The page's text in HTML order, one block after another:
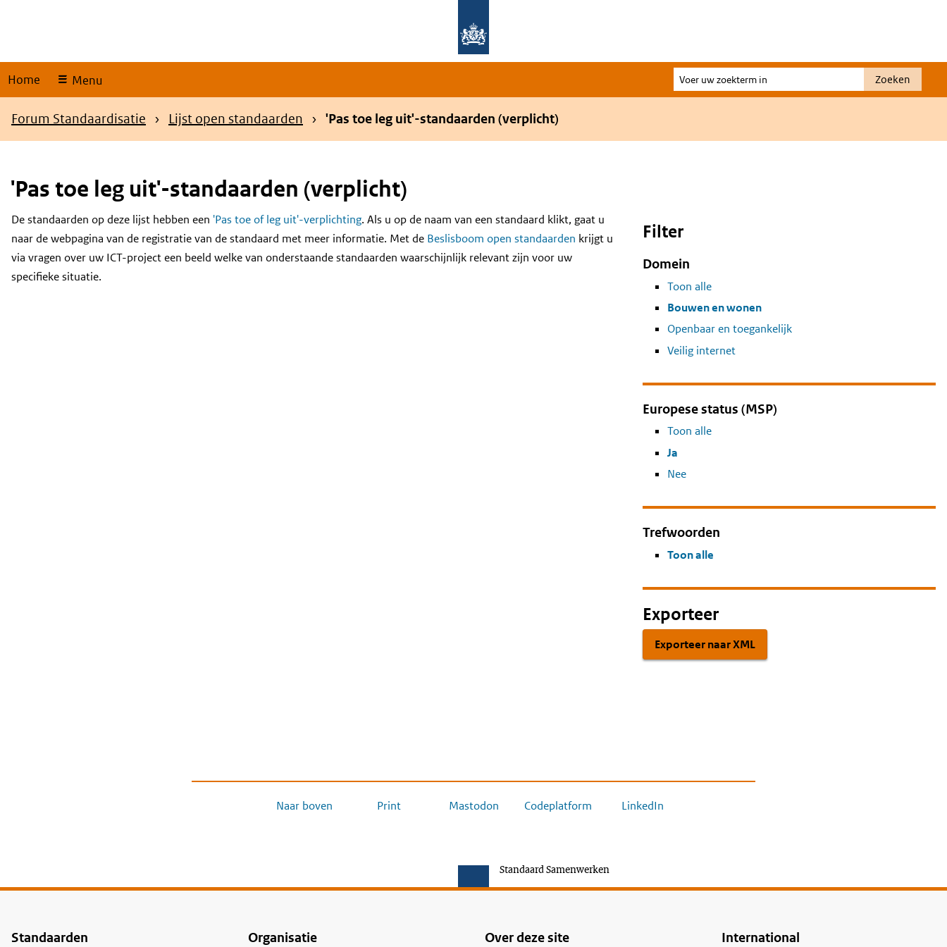
Home Menu
Voer
uw
Zoeken
Kruimelpad
Forum Standaardisatie Lijst open standaarden 'Pas toe leg uit'-standaarden (verplicht)
'Pas toe leg uit'-standaarden (verplicht)
Content
De standaarden op deze lijst hebben een 'Pas toe of leg uit'-verplichting. Als u op de naam van een standaard klikt, gaat u
naar de webpagina van de registratie van de standaard met meer informatie. Met de Beslisboom open standaarden krijgt u
via vragen over uw ICT-project een beeld welke van onderstaande standaarden waarschijnlijk relevant zijn voor uw
specifieke situatie.
Filter
Domein
Toon alle
Bouwen en wonen
Openbaar en toegankelijk
Veilig internet
Europese status (MSP)
Toon alle
Ja
Nee
Trefwoorden
Toon alle
Exporteer
Exporteer naar XML
Naar boven Print Mastodon Codeplatform LinkedIn
Standaard Samenwerken
Voet
Standaarden Organisatie Over deze site International